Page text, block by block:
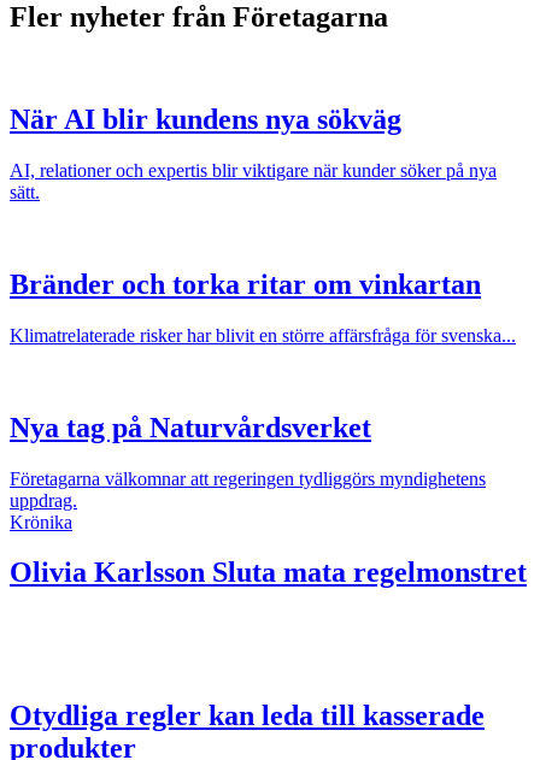
Fler nyheter från Företagarna
När AI blir kundens nya sökväg
AI, relationer och expertis blir viktigare när kunder söker på nya
sätt.
Bränder och torka ritar om vinkartan
Klimatrelaterade risker har blivit en större affärsfråga för svenska...
Nya tag på Naturvårdsverket
Företagarna välkomnar att regeringen tydliggörs myndighetens
uppdrag.
Krönika
Olivia Karlsson Sluta mata regelmonstret
Otydliga regler kan leda till kasserade
produkter